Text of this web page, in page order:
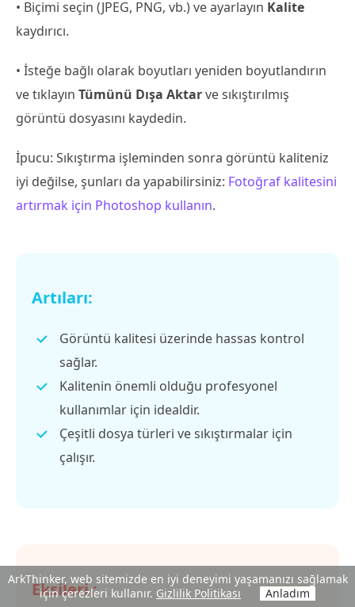
• Biçimi seçin (JPEG, PNG, vb.) ve ayarlayın Kalite
kaydırıcı.
• İsteğe bağlı olarak boyutları yeniden boyutlandırın
ve tıklayın Tümünü Dışa Aktarve sıkıştırılmış
görüntü dosyasını kaydedin.
İpucu: Sıkıştırma işleminden sonra görüntü kaliteniz
iyi değilse, şunları da yapabilirsiniz: Fotoğraf kalitesini
artırmak için Photoshop kullanın.
Artıları:
Görüntü kalitesi üzerinde hassas kontrol
sağlar.
Kalitenin önemli olduğu profesyonel
kullanımlar için idealdir.
Çeşitli dosya türleri ve sıkıştırmalar için
çalışır.
Eksileri :
ArkThinker, web sitemizde en iyi deneyimi yaşamanızı sağlamak
için çerezleri kullanır. Gizlilik Politikası Anladım